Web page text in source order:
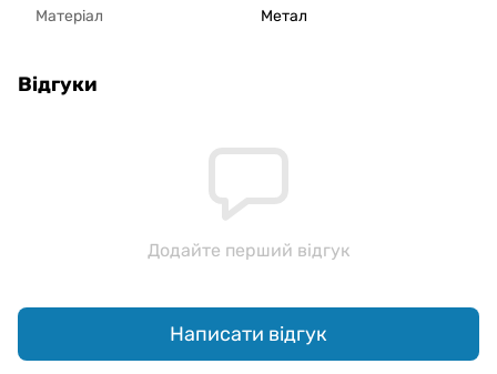
Матеріал Метал
Відгуки
Додайте перший відгук
Написати відгук